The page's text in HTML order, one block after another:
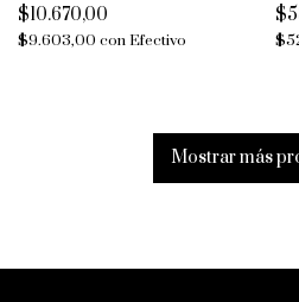
$10.670,00
$9.603,00 conEfectivo
Mostrar más